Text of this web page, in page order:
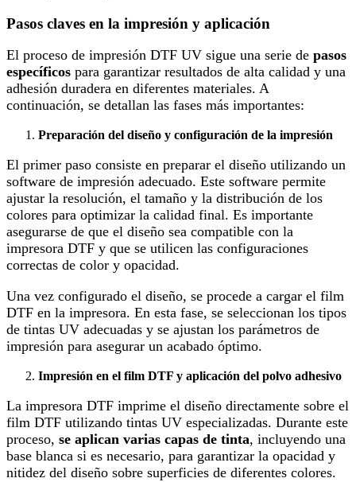
Pasos claves en la impresión y aplicación
El proceso de impresión DTF UV sigue una serie de pasos
específicos para garantizar resultados de alta calidad y una
adhesión duradera en diferentes materiales. A
continuación, se detallan las fases más importantes:
Preparación del diseño y configuración de la impresión
El primer paso consiste en preparar el diseño utilizando un
software de impresión adecuado. Este software permite
ajustar la resolución, el tamaño y la distribución de los
colores para optimizar la calidad final. Es importante
asegurarse de que el diseño sea compatible con la
impresora DTF y que se utilicen las configuraciones
correctas de color y opacidad.
Una vez configurado el diseño, se procede a cargar el film
DTF en la impresora. En esta fase, se seleccionan los tipos
de tintas UV adecuadas y se ajustan los parámetros de
impresión para asegurar un acabado óptimo.
Impresión en el film DTF y aplicación del polvo adhesivo
La impresora DTF imprime el diseño directamente sobre el
film DTF utilizando tintas UV especializadas. Durante este
proceso, se aplican varias capas de tinta, incluyendo una
base blanca si es necesario, para garantizar la opacidad y
nitidez del diseño sobre superficies de diferentes colores.